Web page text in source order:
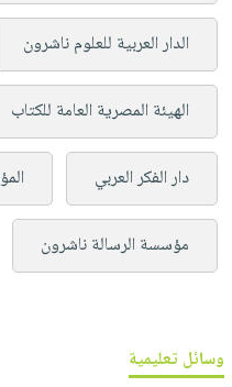
الدار العربية للعلوم ناشرون
الهيئة المصرية العامة للكتاب
دار الفكر العربي
مؤسسة الرسالة ناشرون
وسائل تعليمية